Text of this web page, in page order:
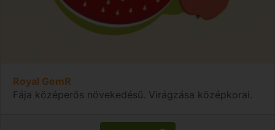
Royal GemR
Fája középerős növekedésű. Virágzása középkorai.